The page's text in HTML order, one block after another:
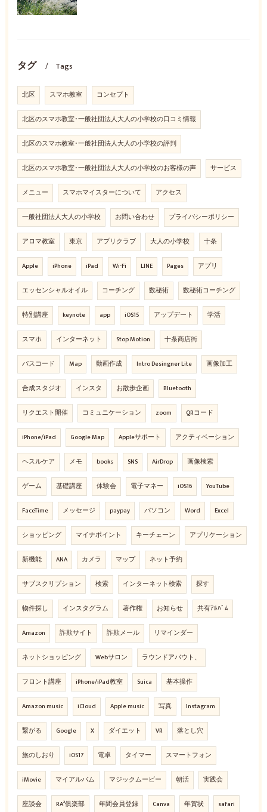
タグ Tags
北区 スマホ教室 コンセプト
北区のスマホ教室･一般社団法人大人の小学校の口コミ情報
北区のスマホ教室･一般社団法人大人の小学校の評判
北区のスマホ教室･一般社団法人大人の小学校のお客様の声 サービス
メニュー スマホマイスターについて アクセス
一般社団法人大人の小学校 お問い合わせ プライバシーポリシー
アロマ教室 東京 アプリクラブ 大人の小学校 十条
Apple iPhone iPad Wi-Fi LINE Pages アプリ
エッセンシャルオイル コーチング 数秘術 数秘術コーチング
特別講座 keynote app iOS15 アップデート 学活
スマホ インターネット Stop Motion 十条商店街
パスコード Map 動画作成 Intro Desingner Lite 画像加工
合成スタジオ インスタ お散歩企画 Bluetooth
リクエスト開催 コミュニケーション zoom QRコード
iPhone/iPad Google Map Appleサポート アクティベーション
ヘスルケア メモ books SNS AirDrop 画像検索
ゲーム 基礎講座 体験会 電子マネー iOS16 YouTube
FaceTime メッセージ paypay パソコン Word Excel
ショッピング マイナポイント キーチェーン アプリケーション
新機能 ANA カメラ マップ ネット予約
サブスクリプション 検索 インターネット検索 探す
物件探し インスタグラム 著作権 お知らせ 共有ｱﾙﾊﾞﾑ
Amazon 詐欺サイト 詐欺メール リマインダー
ネットショッピング Webサロン ラウンドアバウト、
フロント講座 iPhone/iPad教室 Suica 基本操作
Amazon music iCloud Apple music 写真 Instagram
繋がる Google X ダイエット VR 落とし穴
旅のしおり iOS17 電卓 タイマー スマートフォン
iMovie マイアルバム マジックムービー 朝活 実践会
座談会 RA²俱楽部 年間会員登録 Canva 年賀状 safari